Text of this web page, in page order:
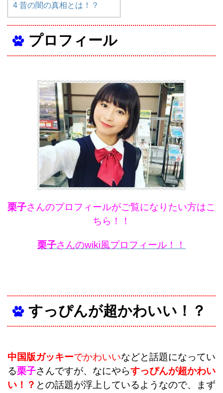
4 昔の闇の真相とは！？
プロフィール
栗子さんのプロフィールがご覧になりたい方はこ
ちら！！
栗子さんのwiki風プロフィール！！
すっぴんが超かわいい！？
中国版ガッキーでかわいいなどと話題になってい
る栗子さんですが、なにやらすっぴんが超かわい
い！？ との話題が浮上しているようなので、まず